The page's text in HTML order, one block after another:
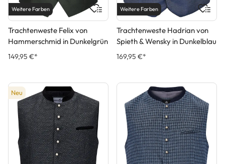
Weitere Farben
Trachtenweste Felix von
Hammerschmid in Dunkelgrün
149,95 €*
Weitere Farben
Trachtenweste Hadrian von
Spieth & Wensky in Dunkelblau
169,95 €*
Neu